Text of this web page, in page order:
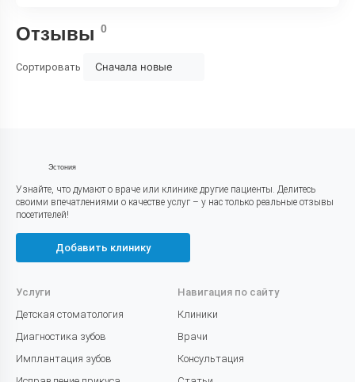
Отзывы 0
Сортировать Сначала новые
Эстония
Узнайте, что думают о враче или клинике другие пациенты. Делитесь
своими впечатлениями о качестве услуг – у нас только реальные отзывы
посетителей!
Добавить клинику
Услуги
Детская стоматология
Диагностика зубов
Имплантация зубов
Навигация по сайту
Клиники
Врачи
Консультация